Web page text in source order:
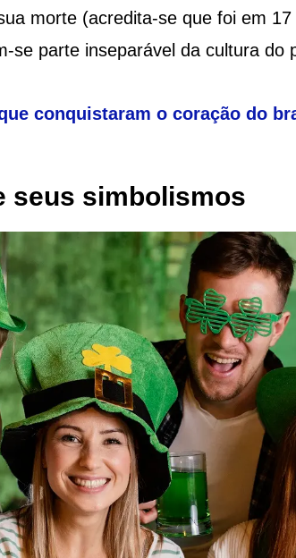
morte (acredita-se que foi em
se parte inseparável da cultura do
conquistaram o coração do
seus simbolismos